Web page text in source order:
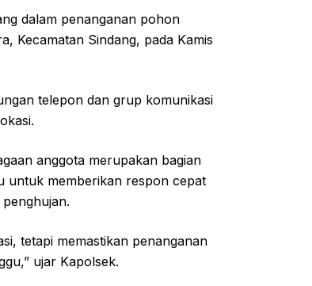
dalam penanganan pohon
Kecamatan Sindang, pada Kamis
telepon dan grup komunikasi
anggota merupakan bagian
untuk memberikan respon cepat
tetapi memastikan penanganan
ujar Kapolsek.